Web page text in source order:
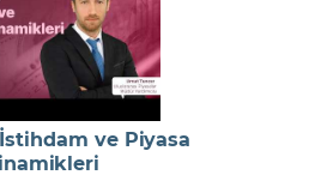
İstihdam ve Piyasa